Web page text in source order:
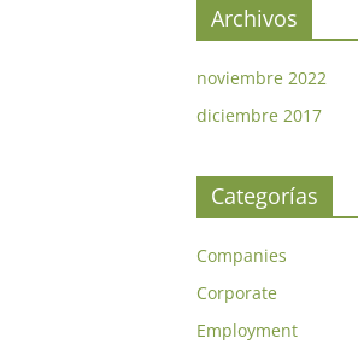
Archivos
noviembre 2022
diciembre 2017
Categorías
Companies
Corporate
Employment